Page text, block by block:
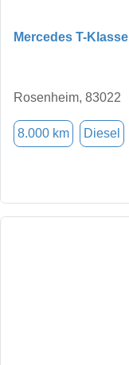
Mercedes T-Klasse
Rosenheim, 83022
8.000 km Diesel